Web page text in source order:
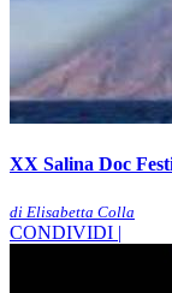
XX Salina Doc
di Elisabetta Colla
CONDIVIDI |